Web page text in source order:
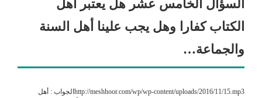
السؤال الخامس عشر هل يعتبر أهل
الكتاب كفارا وهل يجب علينا أهل السنة
والجماعة…
http://meshhoor.com/wp/wp-content/uploads/2016/11/15.mp3الجواب : أهل